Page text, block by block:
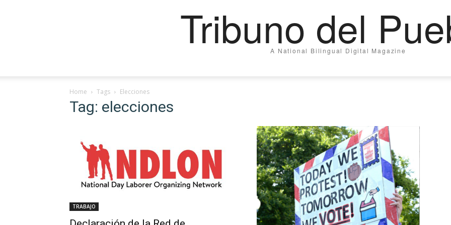
Tribuno del
A National Bilingual Digital Magazine
Home Tags Elecciones
Tag: elecciones
TRABAJO